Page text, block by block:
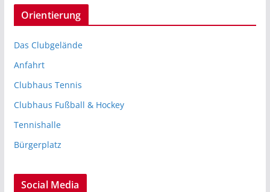
Orientierung
Das Clubgelände
Anfahrt
Clubhaus Tennis
Clubhaus Fußball & Hockey
Tennishalle
Bürgerplatz
Social Media